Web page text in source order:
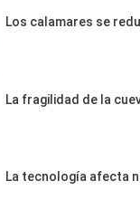
Los calamares se
La fragilidad de la
La tecnología afecta